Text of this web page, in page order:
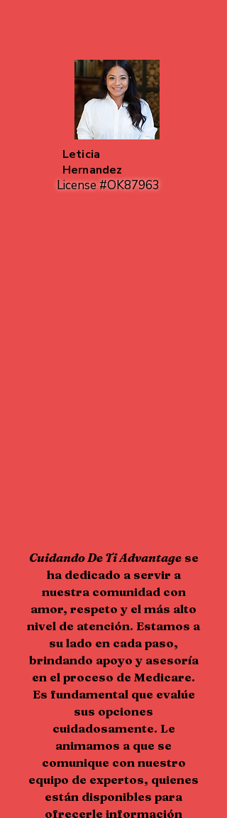
Leticia
Hernandez
License #OK87963
Cuidando De Ti Advantagese
ha dedicado a servir a
nuestra comunidad con
amor, respeto y el más alto
nivel de atención. Estamos a
su lado en cada paso,
brindando apoyo y asesoría
en el proceso de Medicare.
Es fundamental que evalúe
sus opciones
cuidadosamente. Le
animamos a que se
comunique con nuestro
equipo de expertos, quienes
están disponibles para
ofrecerle información